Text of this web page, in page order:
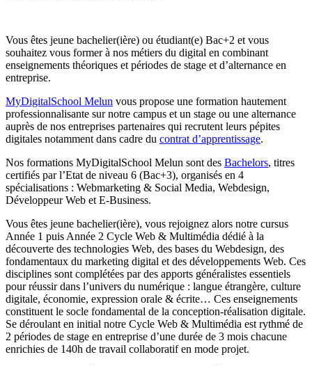
Vous êtes jeune bachelier(ière) ou étudiant(e) Bac+2 et vous
souhaitez vous former à nos métiers du digital en combinant
enseignements théoriques et périodes de stage et d’alternance en
entreprise.
MyDigitalSchool Melun vous propose une formation hautement
professionnalisante sur notre campus et un stage ou une alternance
auprès de nos entreprises partenaires qui recrutent leurs pépites
digitales notamment dans cadre du contrat d’apprentissage.
Nos formations MyDigitalSchool Melun sont des Bachelors, titres
certifiés par l’Etat de niveau 6 (Bac+3), organisés en 4
spécialisations : Webmarketing & Social Media, Webdesign,
Développeur Web et E-Business.
Vous êtes jeune bachelier(ière), vous rejoignez alors notre cursus
Année 1 puis Année 2 Cycle Web & Multimédia dédié à la
découverte des technologies Web, des bases du Webdesign, des
fondamentaux du marketing digital et des développements Web. Ces
disciplines sont complétées par des apports généralistes essentiels
pour réussir dans l’univers du numérique : langue étrangère, culture
digitale, économie, expression orale & écrite… Ces enseignements
constituent le socle fondamental de la conception-réalisation digitale.
Se déroulant en initial notre Cycle Web & Multimédia est rythmé de
2 périodes de stage en entreprise d’une durée de 3 mois chacune
enrichies de 140h de travail collaboratif en mode projet.